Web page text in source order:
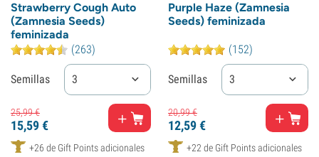
Strawberry Cough Auto
(Zamnesia Seeds)
feminizada
(263)
Semillas 3
25,99€
15,59€
+26 de Gift Points adicionales
Purple Haze (Zamnesia
Seeds) feminizada
(152)
Semillas 3
20,99€
12,59€
+22 de Gift Points adicionales